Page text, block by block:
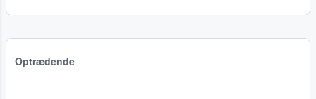
Optrædende